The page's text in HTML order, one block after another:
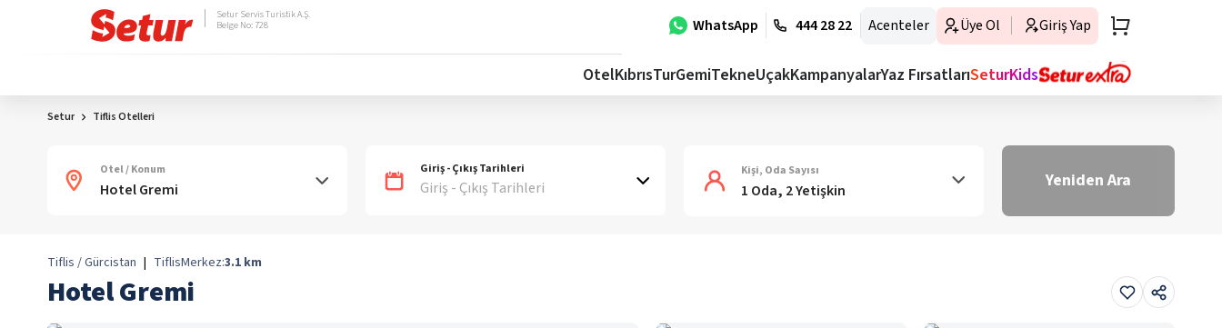
WhatsApp 444 28 22 Acenteler Üye Ol Giriş Yap
Setur Servis Turistik A.Ş.
Belge No: 728
OtelKıbrısTurGemiTekneUçakKampanyalarYaz FırsatlarıSeturKids
Setur Tiflis Otelleri
Otel / Konum Giriş - Çıkış Tarihleri
Giriş - Çıkış Tarihleri
Kişi, Oda Sayısı
1 Oda, 2 Yetişkin Yeniden Ara
Tiflis / Gürcistan | TiflisMerkez:3.1 km
Hotel Gremi